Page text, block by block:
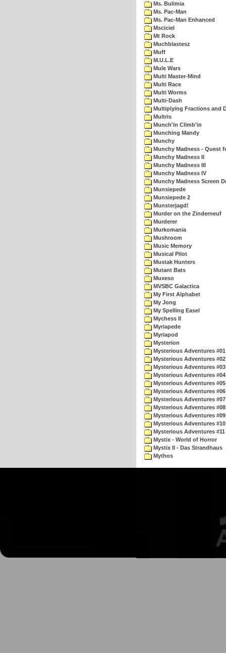
Ms. Bulimia
Ms. Pac-Man
Ms. Pac-Man Enhanced
Msciciel
Mt Rock
Muchblastesz
Muff
M.U.L.E
Mule Wars
Multi Master-Mind
Multi Race
Multi Worms
Multi-Dash
Multiplying Fractions and
Multris
Munch'in Climb'in
Munching Mandy
Munchy
Munchy Madness - Quest
Munchy Madness II
Munchy Madness III
Munchy Madness IV
Munchy Madness Screen
Munsiepede
Munsiepede 2
Munsterjagd!
Murder on the Zinderneuf
Murderer
Murkomania
Mushroom
Music Memory
Musical Pilot
Mustak Hunters
Mutant Bats
Muxeso
MVSBC Galactica
My First Alphabet
My Jong
My Spelling Easel
Mychess II
Myriapede
Myriapod
Mysterion
Mysterious Adventures
Mysterious Adventures
Mysterious Adventures
Mysterious Adventures
Mysterious Adventures
Mysterious Adventures
Mysterious Adventures
Mysterious Adventures
Mysterious Adventures
Mysterious Adventures
Mysterious Adventures
Mystix - World of Horror
Mystix II - Das Strandhaus
Mythos